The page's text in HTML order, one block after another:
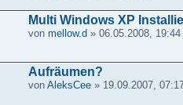
Multi Windows XP
von mellow.d » 06.05.2008, 19:44
Aufräumen?
von AleksCee» 19.09.2007,